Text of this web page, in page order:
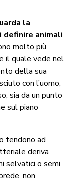
la
animali
molto più
il quale vede nel
della sua
con l’uomo,
sia da un punto
sul piano
tendono ad
deriva
selvatici o semi
non